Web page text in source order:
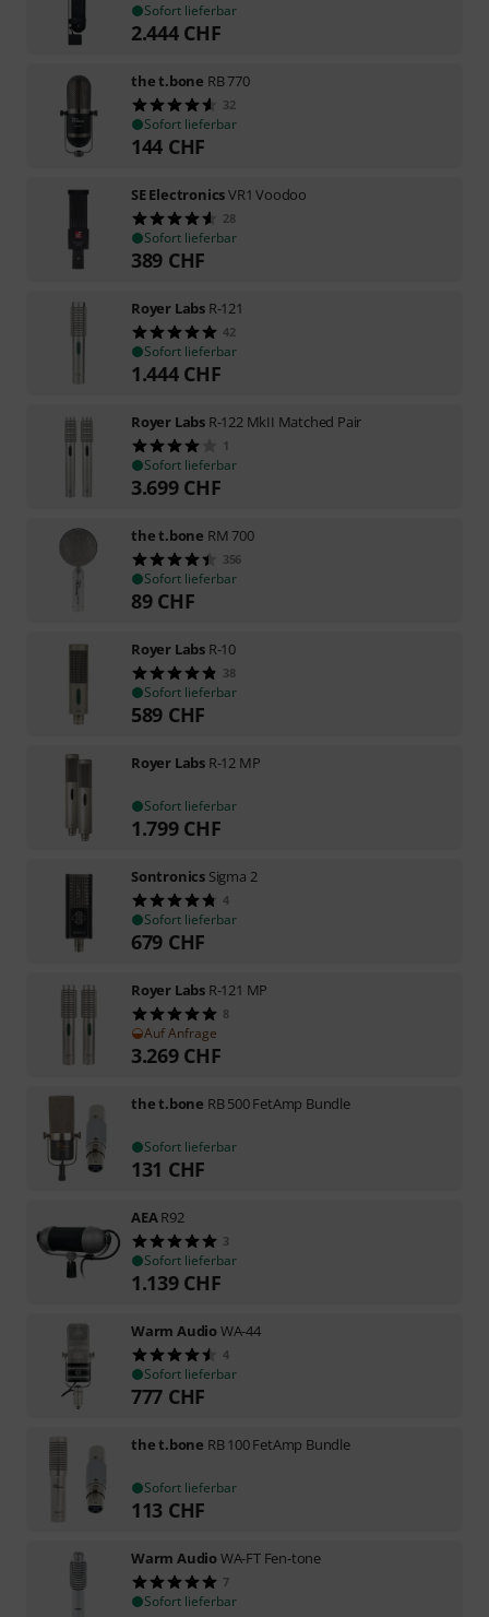
Sofort lieferbar
2.444 CHF
the t.bone RB 770
32
Sofort lieferbar
144 CHF
SE ElectronicsVR1 Voodoo
28
Sofort lieferbar
389 CHF
Royer Labs R-121
42
Sofort lieferbar
1.444 CHF
Royer Labs R-122 MkII Matched Pair
1
Sofort lieferbar
3.699 CHF
the t.bone RM 700
356
Sofort lieferbar
89 CHF
Royer Labs R-10
38
Sofort lieferbar
589 CHF
Royer Labs R-12 MP
Sofort lieferbar
1.799 CHF
Sontronics Sigma 2
4
Sofort lieferbar
679 CHF
Royer Labs R-121 MP
8
Auf Anfrage
3.269 CHF
the t.bone RB 500 FetAmp Bundle
Sofort lieferbar
131 CHF
AEAR92
3
Sofort lieferbar
1.139 CHF
Warm AudioWA-44
4
Sofort lieferbar
777 CHF
the t.bone RB 100 FetAmp Bundle
Sofort lieferbar
113 CHF
Warm AudioWA-FT Fen-tone
7
Sofort lieferbar